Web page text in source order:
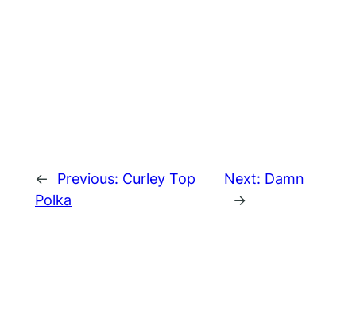
← Previous: Curley Top
Polka
Next: Damn
→